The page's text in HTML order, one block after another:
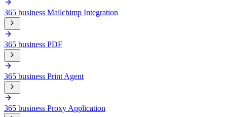
365 business Mailchimp Integration
365 business PDF
365 business Print Agent
365 business Proxy Application